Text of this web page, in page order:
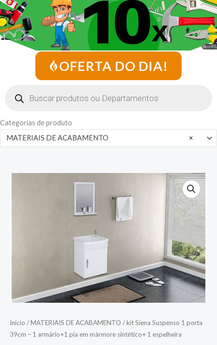
OFERTA DO DIA!
Categorias de produto
×
MATERIAIS DE ACABAMENTO
Início /MATERIAIS DE ACABAMENTO / kit Siena Suspenso 1 porta
39cm – 1 armário+1 pia em mármore sintético+ 1 espelheira